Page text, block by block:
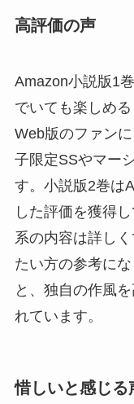
高評価の声
Amazon小説版1
でいても楽しめ
Web版のファン
子限定SSやマー
す。小説版2巻は
した評価を獲得
系の内容は詳し
たい方の参考に
と、独自の作風
れています。
惜しいと感じる